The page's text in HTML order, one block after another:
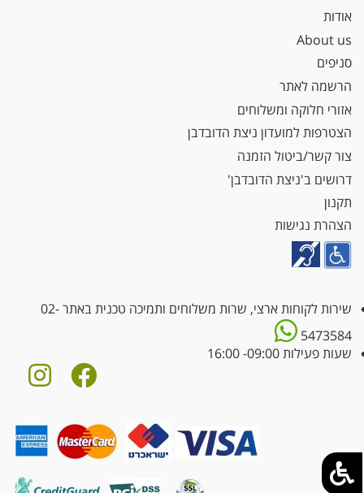
אודות
About us
סניפים
הרשמה לאתר
אזורי חלוקה ומשלוחים
הצטרפות למועדון ניצת הדובדבן
צור קשר/ביטול הזמנה
דרושים ב'ניצת הדובדבן'
תקנון
הצהרת נגישות
שירות לקוחות ארצי, שרות משלוחים ותמיכה טכנית באתר02-
5473584
שעות פעילות 09:00- 16:00